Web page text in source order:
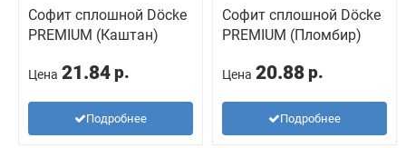
Софит сплошной Döcke
PREMIUM (Каштан)
Цена 21.84 р.
Подробнее
Софит сплошной Döcke
PREMIUM (Пломбир)
Цена 20.88 р.
Подробнее